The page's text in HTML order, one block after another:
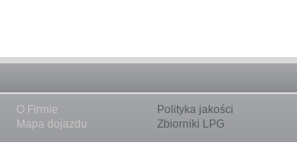
O Firmie Polityka jakości
Mapa dojazdu Zbiorniki LPG